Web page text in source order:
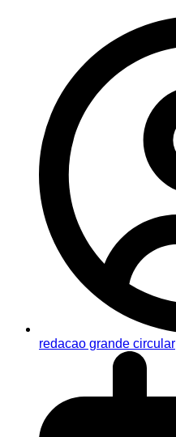
redacao grande circular